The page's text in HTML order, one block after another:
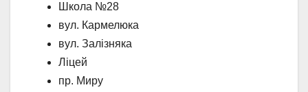
Школа №28
вул. Кармелюка
вул. Залізняка
Ліцей
пр. Миру